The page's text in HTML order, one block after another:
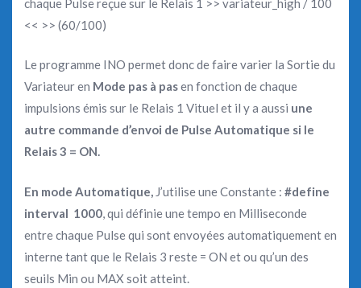
<< >> (60/100)
Le programme INO permet donc de faire varier la Sortie du
Variateur en Mode pas à pasen fonction de chaque
impulsions émis sur le Relais 1 Vituel et il y a aussi une
autre commande d’envoi de Pulse Automatique si le
Relais 3 = ON.
En mode Automatique, J’utilise une Constante : #define
interval 1000 , qui définie une tempo en Milliseconde
entre chaque Pulse qui sont envoyées automatiquement en
interne tant que le Relais 3 reste = ON et ou qu’un des
seuils Min ou MAX soit atteint.